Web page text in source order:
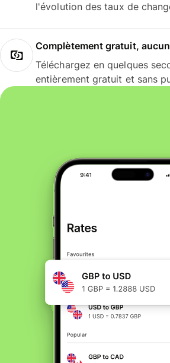
l'évolution des taux de
Complètement gratuit,
Téléchargez en quelques
entièrement gratuit et sans